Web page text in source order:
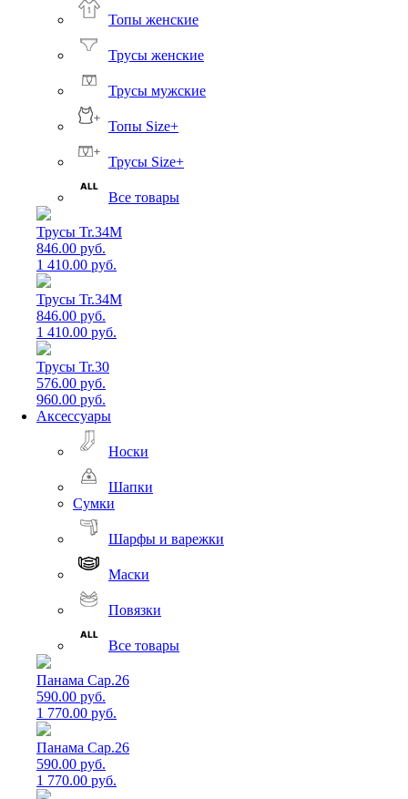
Топы женские
Трусы женские
Трусы мужские
Топы Size+
Трусы Size+
Все товары
Трусы Tr.34M
846.00 руб.
1 410.00 руб.
Трусы Tr.34M
846.00 руб.
1 410.00 руб.
Трусы Tr.30
576.00 руб.
960.00 руб.
Аксессуары
Носки
Шапки
Сумки
Шарфы и варежки
Маски
Повязки
Все товары
Панама Cap.26
590.00 руб.
1 770.00 руб.
Панама Cap.26
590.00 руб.
1 770.00 руб.